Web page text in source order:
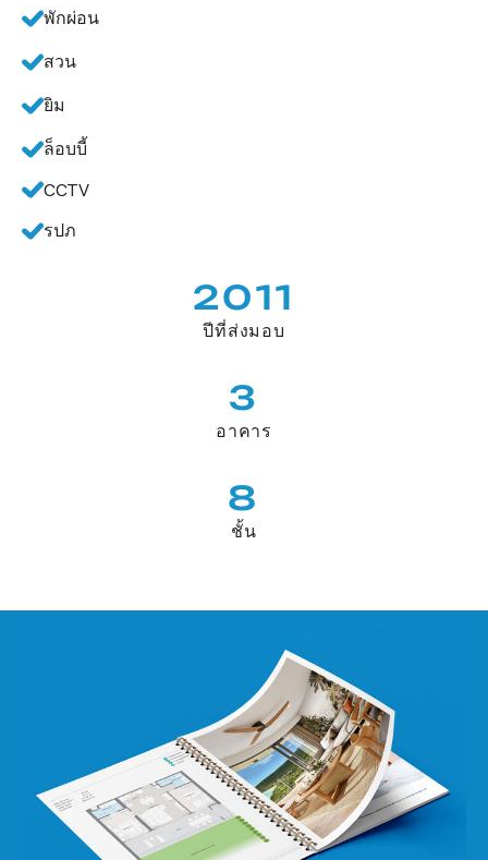
พักผ่อน
สวน
ยิม
ล็อบบี้
CCTV
รปภ
2011
ปีที่ส่งมอบ
3
อาคาร
8
ชั้น